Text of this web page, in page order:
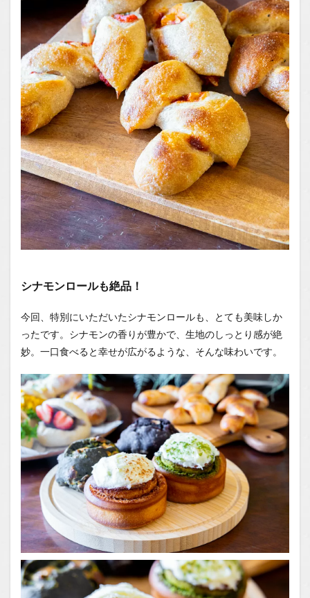
シナモンロールも絶品！
今回、特別にいただいたシナモンロールも、とても美味しか
ったです。シナモンの香りが豊かで、生地のしっとり感が絶
妙。一口食べると幸せが広がるような、そんな味わいです。